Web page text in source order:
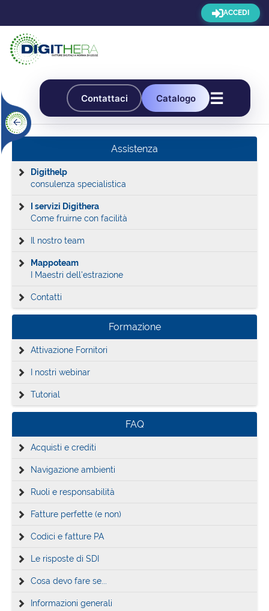
ACCEDI
Contattaci Catalogo ☰
Assistenza
Digithelp
consulenza specialistica
I servizi Digithera
Come fruirne con facilità
Il nostro team
Mappoteam
I Maestri dell'estrazione
Contatti
Formazione
Attivazione Fornitori
I nostri webinar
Tutorial
FAQ
Acquisti e crediti
Navigazione ambienti
Ruoli e responsabilità
Fatture perfette (e non)
Codici e fatture PA
Le risposte di SDI
Cosa devo fare se...
Informazioni generali